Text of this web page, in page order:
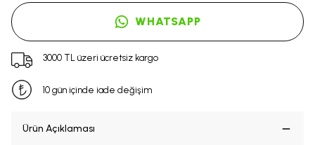
WHATSAPP
3000 TL üzeri ücretsiz kargo
10 gün içinde iade değişim
Ürün Açıklaması